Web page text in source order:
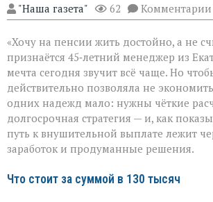
"Наша газета" 62 Комментарии
«Хочу на пенсии жить достойно, а не
признаётся 45‑летний менеджер из
мечта сегодня звучит всё чаще. Но
действительно позволяла не
одних надежд мало: нужны чёткие
долгосрочная стратегия — и, как
путь к внушительной выплате лежит
заработок и продуманные решения.
Что стоит за суммой в 130 тысяч